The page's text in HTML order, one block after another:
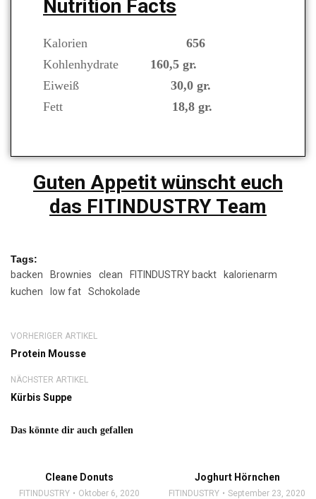
Nutrition Facts
Kalorien 656
Kohlenhydrate 160,5 gr.
Eiweiß 30,0 gr.
Fett 18,8 gr.
Guten Appetit wünscht euch
das FITINDUSTRY Team
Tags:
backen
Brownies clean FITINDUSTRY backt
kalorienarm
kuchen
low fat Schokolade
VORHERIGER ARTIKEL
Protein Mousse
NÄCHSTER ARTIKEL
Kürbis Suppe
Das könnte dir auch gefallen
Cleane Donuts
FITINDUSTRY Oktober 6, 2020
Joghurt Hörnchen
FITINDUSTRY September 23, 2020